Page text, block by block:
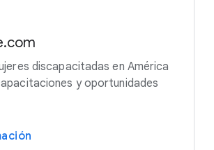
discapacitadas en América
y oportunidades